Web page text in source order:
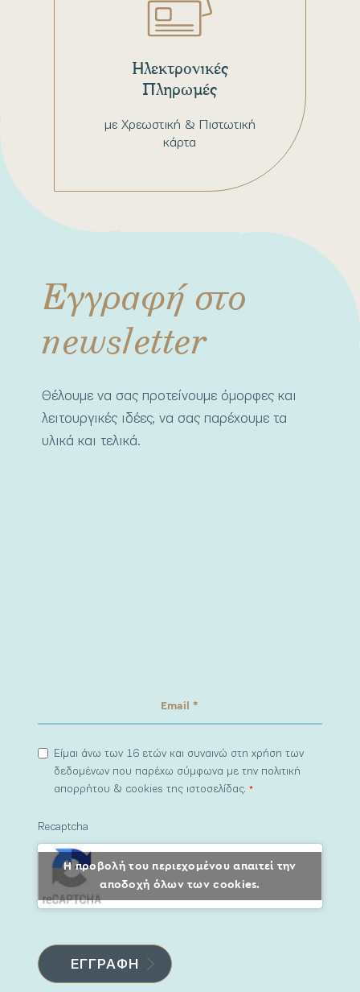
με Χρεωστική & Πιστωτική
κάρτα
Ηλεκτρονικές
Πληρωμές
Εγγραφή στο
newsletter
Θέλουμε να σας προτείνουμε όμορφες και
λειτουργικές ιδέες, να σας παρέχουμε τα
υλικά και τελικά.
Είμαι άνω των 16 ετών και συναινώ στη χρήση των
δεδομένων που παρέχω σύμφωνα με την πολιτική
απορρήτου & cookies της ιστοσελίδας.*
Recaptcha
Η προβολή του περιεχομένου απαιτεί την
αποδοχή όλων των cookies.